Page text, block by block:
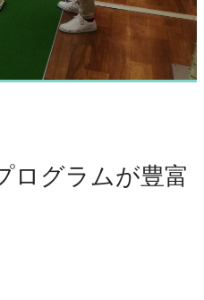
ログラムが豊富